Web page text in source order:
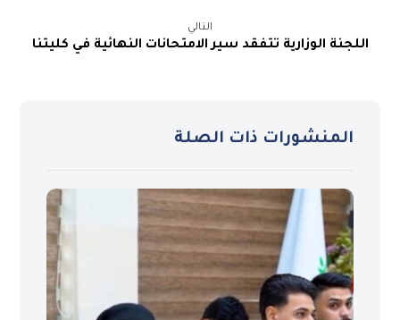
التالي
اللجنة الوزارية تتفقد سير الامتحانات النهائية في كليتنا
المنشورات ذات الصلة